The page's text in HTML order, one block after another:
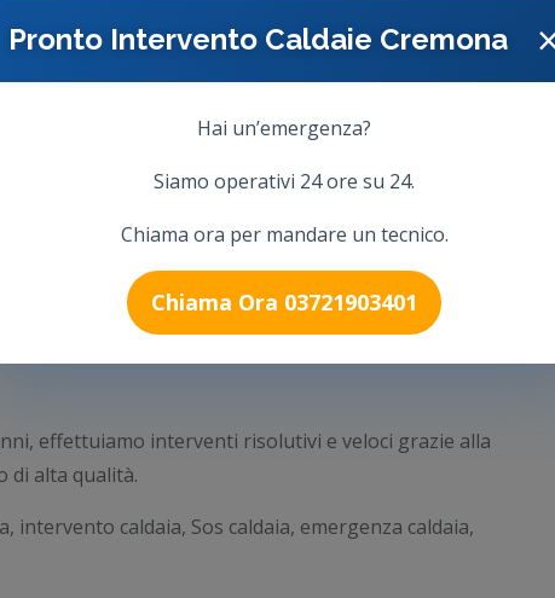
Pronto Intervento Caldaie Cremona
Hai un’emergenza?
Siamo operativi 24 ore su 24.
Chiama ora per mandare un tecnico.
Chiama Ora 03721903401
effettuiamo interventi risolutivi e veloci grazie alla
di alta qualità.
intervento caldaia, Sos caldaia, emergenza caldaia,